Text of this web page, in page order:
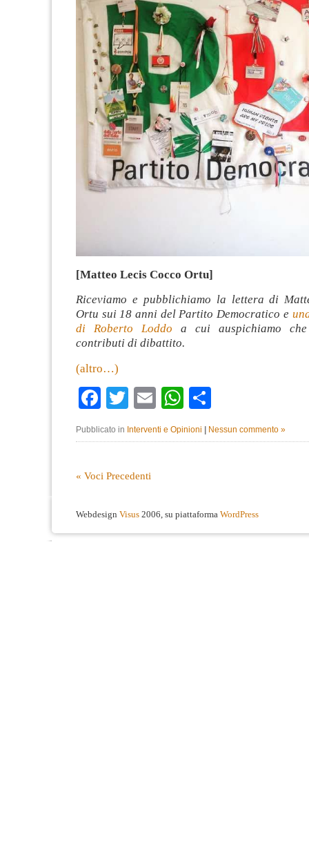
[Matteo Lecis Cocco Ortu]
Riceviamo e pubblichiamo la lettera di
Ortu sui 18 anni del Partito Democratico e
di Roberto Loddo a cui auspichiamo
contributi di dibattito.
(altro…)
Facebook
Twitter
EmailWhatsApp
Pubblicato in Interventi e Opinioni | Nessun commento »
« Voci Precedenti
Webdesign Visus 2006, su piattaforma WordPress